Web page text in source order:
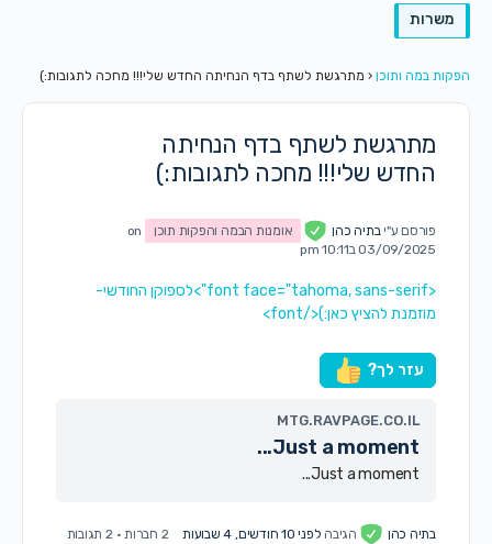
משרות
הפקות במה ותוכן ‹ מתרגשת לשתף בדף הנחיתה החדש שלי!!! מחכה לתגובות:)
מתרגשת לשתף בדף הנחיתה
החדש שלי!!! מחכה לתגובות:)
פורסם ע"יבתיה כהן אומנות הבמה והפקות תוכן
on
03/09/2025 ב10:11 pm
<font face="tahoma, sans-serif">לספוקן החודשי-
מוזמנת להציץ כאן:)</font>
עזר לך?
MTG.RAVPAGE.CO.IL
Just a moment...
Just a moment...
בתיה כהן הגיבהלפני 10 חודשים, 4 שבועות 2 חברות · 2 תגובות